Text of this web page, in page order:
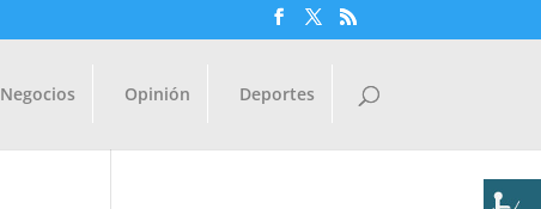
Negocios Opinión Deportes